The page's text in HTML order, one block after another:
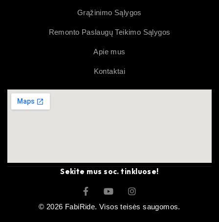
Grąžinimo Sąlygos
Remonto Paslaugų Teikimo Sąlygos
Apie mus
Kontaktai
Sekite mus soc. tinkluose!
© 2026 FabiRide. Visos teisės saugomos.